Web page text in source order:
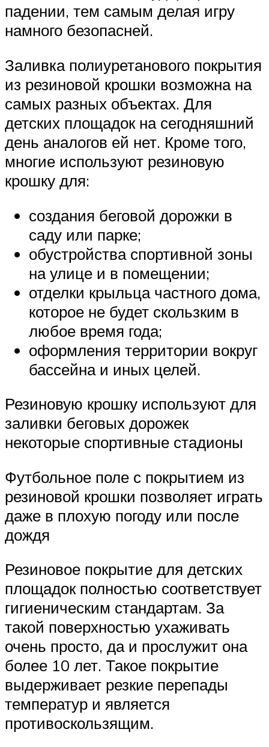
падении, тем самым делая игру
намного безопасней.
Заливка полиуретанового покрытия
из резиновой крошки возможна на
самых разных объектах. Для
детских площадок на сегодняшний
день аналогов ей нет. Кроме того,
многие используют резиновую
крошку для:
создания беговой дорожки в
саду или парке;
обустройства спортивной зоны
на улице и в помещении;
отделки крыльца частного дома,
которое не будет скользким в
любое время года;
оформления территории вокруг
бассейна и иных целей.
Резиновую крошку используют для
заливки беговых дорожек
некоторые спортивные стадионы
Футбольное поле с покрытием из
резиновой крошки позволяет играть
даже в плохую погоду или после
дождя
Резиновое покрытие для детских
площадок полностью соответствует
гигиеническим стандартам. За
такой поверхностью ухаживать
очень просто, да и прослужит она
более 10 лет. Такое покрытие
выдерживает резкие перепады
температур и является
противоскользящим.